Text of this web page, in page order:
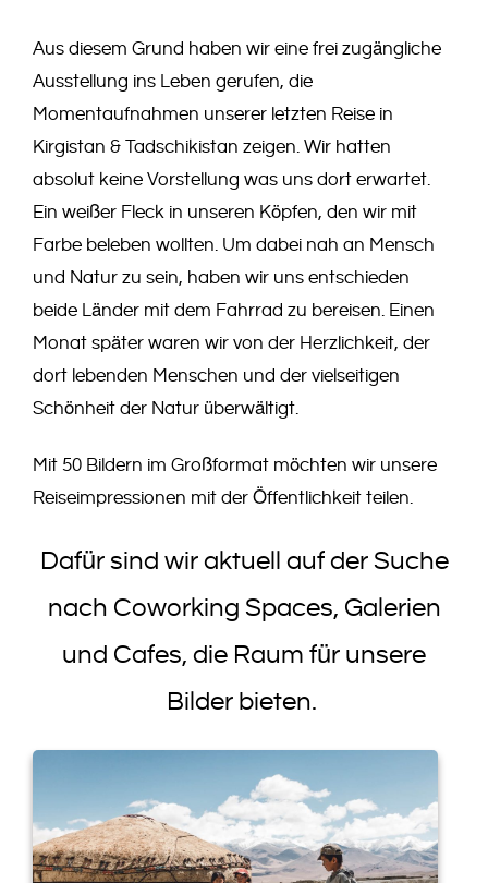
Aus diesem Grund haben wir eine frei zugängliche
Ausstellung ins Leben gerufen, die
Momentaufnahmen unserer letzten Reise in
Kirgistan & Tadschikistan zeigen. Wir hatten
absolut keine Vorstellung was uns dort erwartet.
Ein weißer Fleck in unseren Köpfen, den wir mit
Farbe beleben wollten. Um dabei nah an Mensch
und Natur zu sein, haben wir uns entschieden
beide Länder mit dem Fahrrad zu bereisen. Einen
Monat später waren wir von der Herzlichkeit, der
dort lebenden Menschen und der vielseitigen
Schönheit der Natur überwältigt.
Mit 50 Bildern im Großformat möchten wir unsere
Reiseimpressionen mit der Öffentlichkeit teilen.
Dafür sind wir aktuell auf der Suche
nach Coworking Spaces, Galerien
und Cafes, die Raum für unsere
Bilder bieten.